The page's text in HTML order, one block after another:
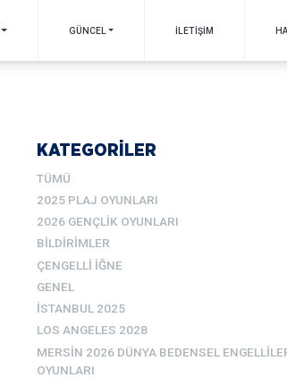
GÜNCEL İLETIŞIM
KATEGORİLER
TÜMÜ
2025 PLAJ OYUNLARI
2026 GENÇLIK OYUNLARI
BILDIRIMLER
ÇENGELLI İĞNE
GENEL
İSTANBUL 2025
LOS ANGELES 2028
MERSIN 2026 DÜNYA BEDENSEL
OYUNLARI